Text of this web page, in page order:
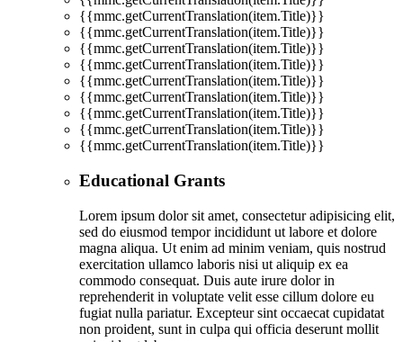
{{mmc.getCurrentTranslation(item.Title)}}
{{mmc.getCurrentTranslation(item.Title)}}
{{mmc.getCurrentTranslation(item.Title)}}
{{mmc.getCurrentTranslation(item.Title)}}
{{mmc.getCurrentTranslation(item.Title)}}
{{mmc.getCurrentTranslation(item.Title)}}
{{mmc.getCurrentTranslation(item.Title)}}
{{mmc.getCurrentTranslation(item.Title)}}
{{mmc.getCurrentTranslation(item.Title)}}
Educational Grants
Lorem ipsum dolor sit amet, consectetur adipisicing elit,
sed do eiusmod tempor incididunt ut labore et dolore
magna aliqua. Ut enim ad minim veniam, quis nostrud
exercitation ullamco laboris nisi ut aliquip ex ea
commodo consequat. Duis aute irure dolor in
reprehenderit in voluptate velit esse cillum dolore eu
fugiat nulla pariatur. Excepteur sint occaecat cupidatat
non proident, sunt in culpa qui officia deserunt mollit